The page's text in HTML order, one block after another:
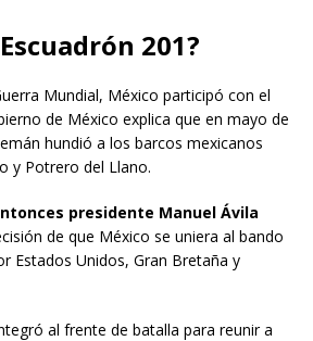
201?
Mundial, México participó con el
de México explica que en mayo de
hundió a los barcos mexicanos
y Potrero del Llano.
presidente Manuel Ávila
de que México se uniera al bando
Estados Unidos, Gran Bretaña y
al frente de batalla para reunir a